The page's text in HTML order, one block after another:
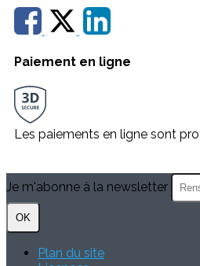
Paiement en ligne
Les paiements en ligne sont
Je m'abonne à la newsletter
OK
Plan du site